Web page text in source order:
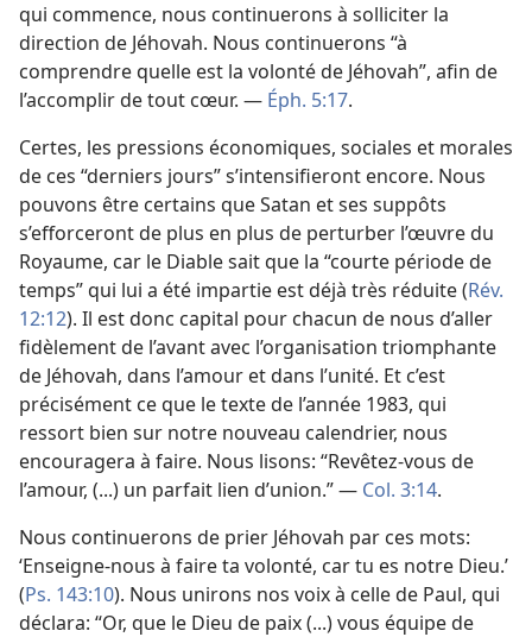
qui commence, nous continuerons à solliciter la
direction de Jéhovah. Nous continuerons “à
comprendre quelle est la volonté de Jéhovah”, afin de
l’accomplir de tout cœur. — Éph. 5:17.
Certes, les pressions économiques, sociales et morales
de ces “derniers jours” s’intensifieront encore. Nous
pouvons être certains que Satan et ses suppôts
s’efforceront de plus en plus de perturber l’œuvre du
Royaume, car le Diable sait que la “courte période de
temps” qui lui a été impartie est déjà très réduite (Rév.
12:12). Il est donc capital pour chacun de nous d’aller
fidèlement de l’avant avec l’organisation triomphante
de Jéhovah, dans l’amour et dans l’unité. Et c’est
précisément ce que le texte de l’année 1983, qui
ressort bien sur notre nouveau calendrier, nous
encouragera à faire. Nous lisons: “Revêtez-​vous de
l’amour, (...) un parfait lien d’union.” — Col. 3:14.
Nous continuerons de prier Jéhovah par ces mots:
‘Enseigne-​nous à faire ta volonté, car tu es notre Dieu.’
(Ps. 143:10). Nous unirons nos voix à celle de Paul, qui
déclara: “Or, que le Dieu de paix (...) vous équipe de